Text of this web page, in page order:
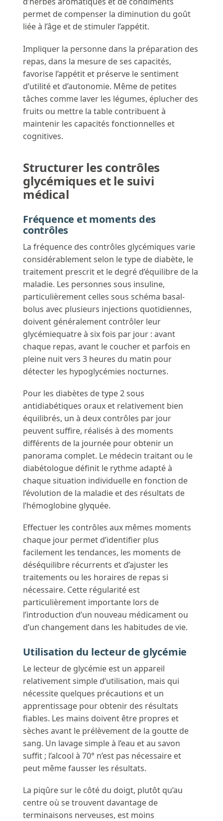
permet de compenser la diminution du goût
liée à l’âge et de stimuler l’appétit.
Impliquer la personne dans la préparation des
repas, dans la mesure de ses capacités,
favorise l’appétit et préserve le sentiment
d’utilité et d’autonomie. Même de petites
tâches comme laver les légumes, éplucher des
fruits ou mettre la table contribuent à
maintenir les capacités fonctionnelles et
cognitives.
Structurer les contrôles
glycémiques et le suivi
médical
Fréquence et moments des
contrôles
La fréquence des contrôles glycémiques varie
considérablement selon le type de diabète, le
traitement prescrit et le degré d’équilibre de la
maladie. Les personnes sous insuline,
particulièrement celles sous schéma basal-
bolus avec plusieurs injections quotidiennes,
doivent généralement contrôler leur
glycémiequatre à six fois par jour : avant
chaque repas, avant le coucher et parfois en
pleine nuit vers 3 heures du matin pour
détecter les hypoglycémies nocturnes.
Pour les diabètes de type 2 sous
antidiabétiques oraux et relativement bien
équilibrés, un à deux contrôles par jour
peuvent suffire, réalisés à des moments
différents de la journée pour obtenir un
panorama complet. Le médecin traitant ou le
diabétologue définit le rythme adapté à
chaque situation individuelle en fonction de
l’évolution de la maladie et des résultats de
l’hémoglobine glyquée.
Effectuer les contrôles aux mêmes moments
chaque jour permet d’identifier plus
facilement les tendances, les moments de
déséquilibre récurrents et d’ajuster les
traitements ou les horaires de repas si
nécessaire. Cette régularité est
particulièrement importante lors de
l’introduction d’un nouveau médicament ou
d’un changement dans les habitudes de vie.
Utilisation du lecteur de glycémie
Le lecteur de glycémie est un appareil
relativement simple d’utilisation, mais qui
nécessite quelques précautions et un
apprentissage pour obtenir des résultats
fiables. Les mains doivent être propres et
sèches avant le prélèvement de la goutte de
sang. Un lavage simple à l’eau et au savon
suffit ; l’alcool à 70° n’est pas nécessaire et
peut même fausser les résultats.
La piqûre sur le côté du doigt, plutôt qu’au
centre où se trouvent davantage de
terminaisons nerveuses, est moins